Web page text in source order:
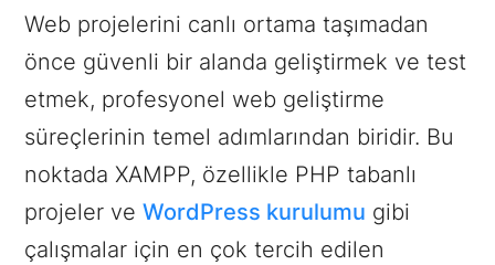
Web projelerini canlı ortama taşımadan
önce güvenli bir alanda geliştirmek ve test
etmek, profesyonel web geliştirme
süreçlerinin temel adımlarından biridir. Bu
noktada XAMPP, özellikle PHP tabanlı
projeler veWordPress kurulumu gibi
çalışmalar için en çok tercih edilen